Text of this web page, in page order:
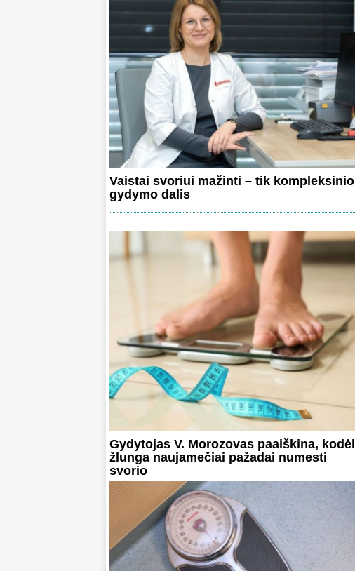
Vaistai svoriui mažinti – tik kompleksinio
gydymo dalis
Gydytojas V. Morozovas paaiškina, kodėl
žlunga naujamečiai pažadai numesti
svorio